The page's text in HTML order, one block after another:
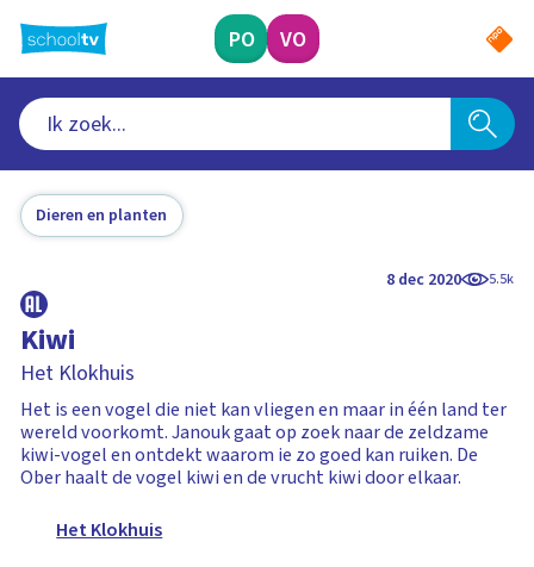
naar
hoofdinhoud
PO VO
Dieren en planten
8 dec 2020 5.5k
Kiwi
Het Klokhuis
Het is een vogel die niet kan vliegen en maar in één land ter
wereld voorkomt. Janouk gaat op zoek naar de zeldzame
kiwi-vogel en ontdekt waarom ie zo goed kan ruiken. De
Ober haalt de vogel kiwi en de vrucht kiwi door elkaar.
Het Klokhuis